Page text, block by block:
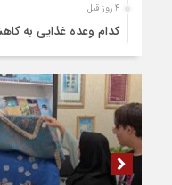
4 روز قبل
کدام وعده غذایی به
4 روز قبل
۲۸۰ میلیارد تومان
یافت
5 روز قبل
۹ طرح عمرانی در دوره ششم شوراهای شهر در شهرضا تکمیل شد
5 روز قبل